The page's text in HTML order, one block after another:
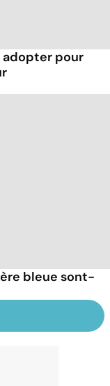
adopter pour
bleue sont-